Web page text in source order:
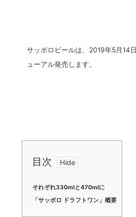
サッポロビールは、2019年5月14
ューアル発売します。
目次
それぞれ330mlと470mlに
「サッポロ ドラフトワン」概要